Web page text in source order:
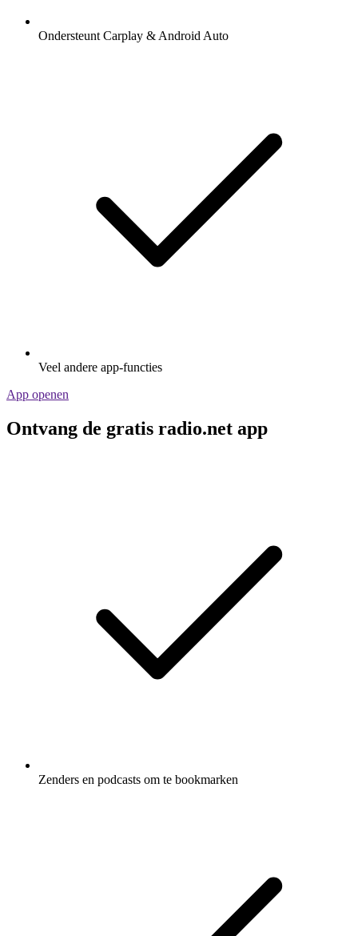
Ondersteunt Carplay & Android Auto
Veel andere app-functies
App openen
Ontvang de gratis radio.net app
Zenders en podcasts om te bookmarken